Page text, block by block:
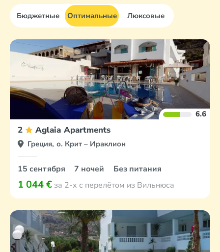
Бюджетные Оптимальные Люксовые
6.6
2 Aglaia Apartments
Греция, о. Крит – Ираклион
15 сентября 7 ночей Без питания
1 044 € за 2-х с перелётом из Вильнюса